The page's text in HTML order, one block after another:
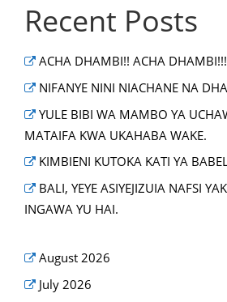
Recent Posts
ACHA DHAMBI!! ACHA DHAMBI!!!
NIFANYE NINI NIACHANE NA
YULE BIBI WA MAMBO YA
MATAIFA KWA UKAHABA WAKE.
KIMBIENI KUTOKA KATI YA
BALI, YEYE ASIYEJIZUIA NAFSI
INGAWA YU HAI.
August 2026
July 2026